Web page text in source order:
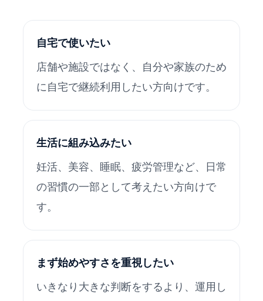
自宅で使いたい
店舗や施設ではなく、自分や家族のため
に自宅で継続利用したい方向けです。
生活に組み込みたい
妊活、美容、睡眠、疲労管理など、日常
の習慣の一部として考えたい方向けで
す。
まず始めやすさを重視したい
いきなり大きな判断をするより、運用し